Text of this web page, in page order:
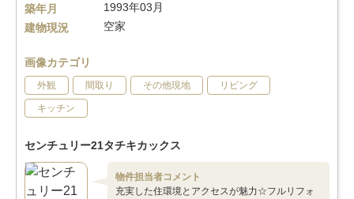
築年月
1993年03月
建物現況
空家
画像カテゴリ
外観 間取り その他現地 リビング
キッチン
センチュリー21タチキカックス
物件担当者コメント
充実した住環境とアクセスが魅力☆フルリフォ